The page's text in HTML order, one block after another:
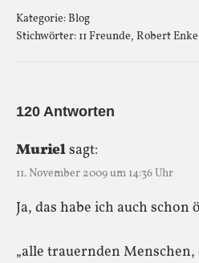
Kategorie:Blog
Stichwörter: 11 Freunde, Robert Enke
120 Antworten
Murielsagt:
11. November 2009 um 14:36 Uhr
Ja, das habe ich auch
„alle trauernden